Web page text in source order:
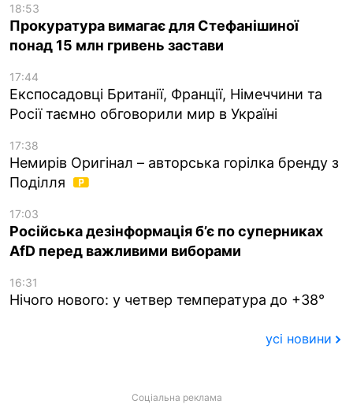
18:53
Прокуратура вимагає для Стефанішиної
понад 15 млн гривень застави
17:44
Експосадовці Британії, Франції, Німеччини та
Росії таємно обговорили мир в Україні
17:38
Немирів Оригінал – авторська горілка бренду з
Поділля
17:03
Російська дезінформація б’є по суперниках
AfD перед важливими виборами
16:31
Нічого нового: у четвер температура до +38°
усі новини
Соціальна реклама